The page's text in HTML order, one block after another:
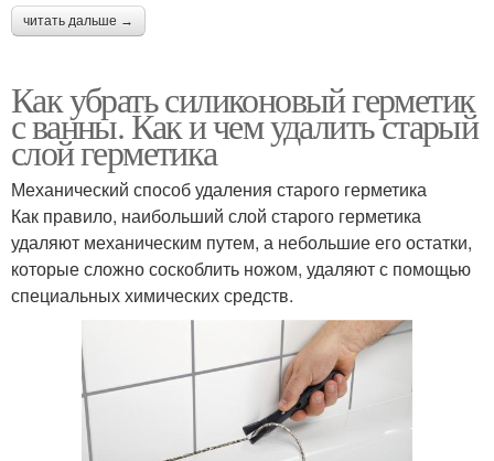
читать дальше →
Как убрать силиконовый герметик
с ванны. Как и чем удалить старый
слой герметика
Механический способ удаления старого герметика
Как правило, наибольший слой старого герметика
удаляют механическим путем, а небольшие его остатки,
которые сложно соскоблить ножом, удаляют с помощью
специальных химических средств.